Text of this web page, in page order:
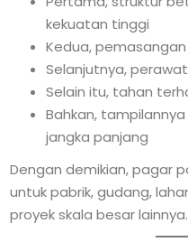
kekuatan tinggi
Kedua,
Selanjutnya,
Selain itu, tahan
Bahkan,
jangka panjang
Dengan demikian, pagar
untuk pabrik, gudang,
proyek skala besar lainnya.